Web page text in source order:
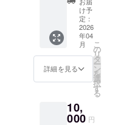
編集し
て、備
考欄に
コピペ
して下
さい。
■ご希望
の香り■
・有り
好きな
香りや
苦手な
います
ら、 ま
た、通
信料が
発生す
がござ
います
了承く
ださ
・お肌
に優し
いベー
スオイ
ル(無香
料のベ
ビーオ
イル等)
に数滴
類等に
噴射
し、芳
香スプ
レーの
ように
使用す
画像は
イメー
ワーと
メッ
セージ
カード
のお届
け・】
新サロ
ン開業
の翌月
初めて
迎える
け予
定：
2026
年04
月
詳細を見る
こ
の
リ
タ
ー
ン
を
選
択
す
る
10,
000 円